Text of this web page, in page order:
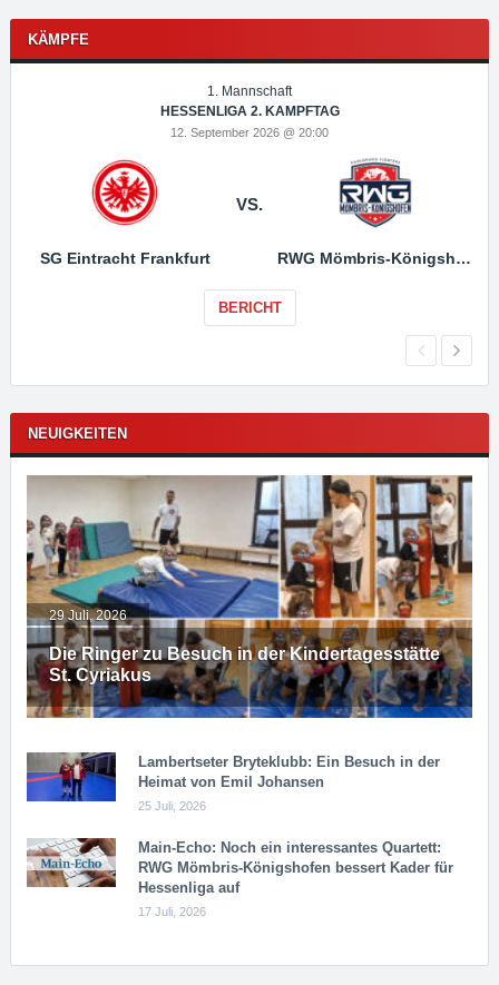
KÄMPFE
1. Mannschaft
HESSENLIGA 2. KAMPFTAG
12. September 2026 @ 20:00
SG Eintracht Frankfurt
VS.
RWG Mömbris-Königshofen
BERICHT
NEUIGKEITEN
Die Ringer zu Besuch in der Kindertagesstätte
St. Cyriakus
29 Juli, 2026
Lambertseter Bryteklubb: Ein Besuch in der
Heimat von Emil Johansen
25 Juli, 2026
Main-Echo: Noch ein in­ter­es­san­tes Quar­tett:
RWG Möm­b­ris-Kö­n­igs­ho­fen bessert Kader für
Hessenliga auf
17 Juli, 2026